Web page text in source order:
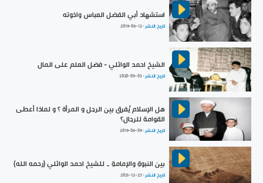
استشهاد أبي الفضل العباس واخوته
تاريخ النشر :2019-06-12
الشيخ احمد الوائلي - فضل العلم على المال
تاريخ النشر :2020-09-03
هل الإسلام يُفرق بين الرجل و المرأة ؟ و لماذا أعطى
القوامة للرجال؟
تاريخ النشر :2019-06-09
بين النبوةِ والإمامةِ _ للشيخ احمد الوائلي (رحمه الله)
تاريخ النشر :2021-12-25